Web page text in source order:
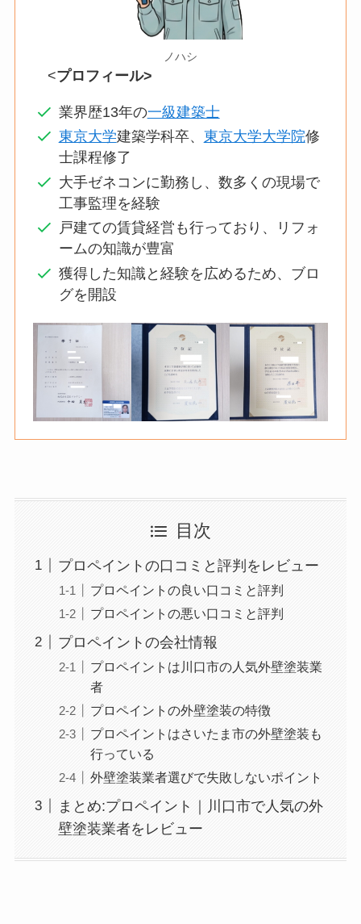
ノハシ
<プロフィール>
業界歴13年の一級建築士
東京大学建築学科卒、 東京大学大学院修
士課程修了
大手ゼネコンに勤務し、数多くの現場で
工事監理を経験
戸建ての賃貸経営も行っており、リフォ
ームの知識が豊富
獲得した知識と経験を広めるため、ブロ
グを開設
目次
プロペイントの口コミと評判をレビュー
プロペイントの良い口コミと評判
プロペイントの悪い口コミと評判
プロペイントの会社情報
プロペイントは川口市の人気外壁塗装業
者
プロペイントの外壁塗装の特徴
プロペイントはさいたま市の外壁塗装も
行っている
外壁塗装業者選びで失敗しないポイント
まとめ:プロペイント｜川口市で人気の外
壁塗装業者をレビュー